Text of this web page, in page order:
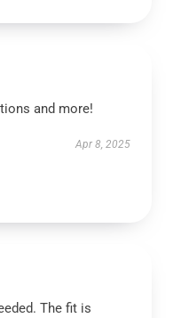
and more!
Apr 8, 2025
The fit is